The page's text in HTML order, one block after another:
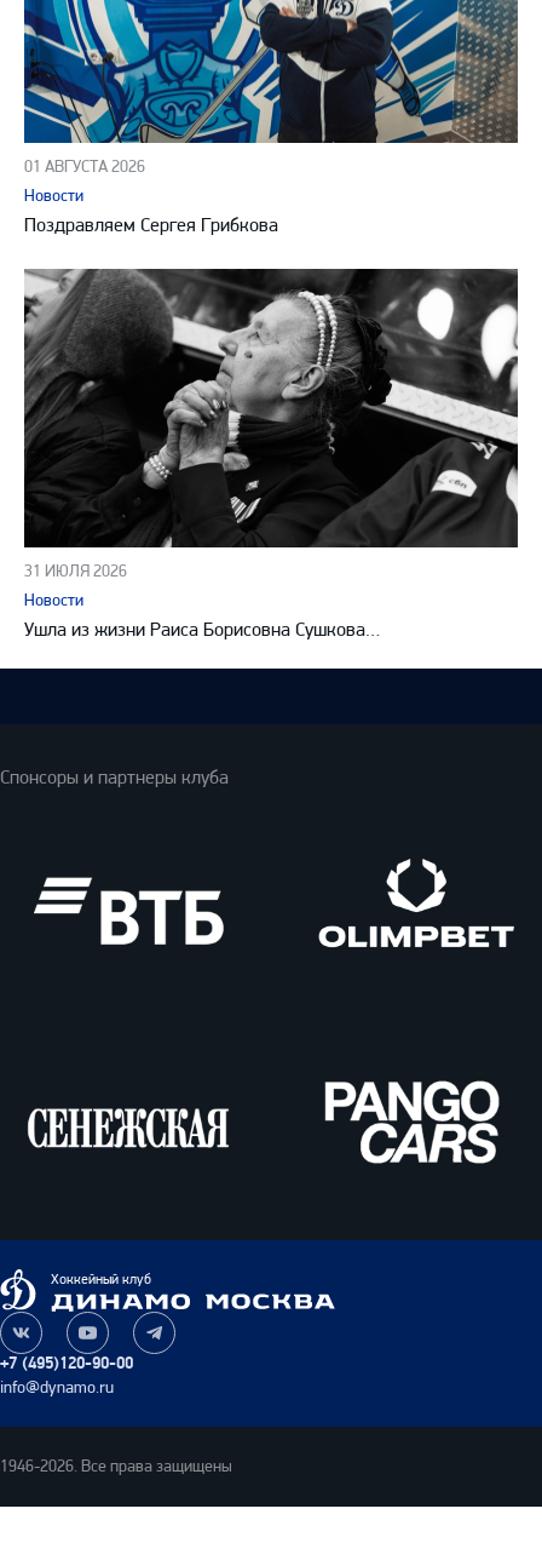
01 АВГУСТА 2026
Новости
Поздравляем Сергея Грибкова
31 ИЮЛЯ 2026
Новости
Ушла из жизни Раиса Борисовна Сушкова…
Спонсоры и партнеры клуба
Cars
Динамо
Москва
Хоккейный клуб
+7 (495)120-90-00
info@dynamo.ru
Наша
группа
ВКонтакте
Наш
канал
на
Наш
канал
1946-2026. Все права защищены